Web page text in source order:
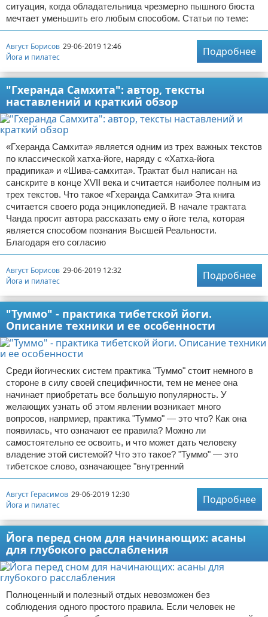
ситуация, когда обладательница чрезмерно пышного бюста
мечтает уменьшить его любым способом. Статьи по теме:
Август Борисов 29-06-2019 12:46
Йога и пилатес
Подробнее
"Гхеранда Самхита": автор, тексты
наставлений и краткий обзор
«Гхеранда Самхита» является одним из трех важных текстов
по классической хатха-йоге, наряду с «Хатха-йога
прадипика» и «Шива-самхита». Трактат был написан на
санскрите в конце XVII века и считается наиболее полным из
трех текстов. Что такое «Гхеранда Самхита» Эта книга
считается своего рода энциклопедией. В начале трактата
Чанда просит автора рассказать ему о йоге тела, которая
является способом познания Высшей Реальности.
Благодаря его согласию
Август Борисов 29-06-2019 12:32
Йога и пилатес
Подробнее
"Туммо" - практика тибетской йоги.
Описание техники и ее особенности
Среди йогических систем практика "Туммо" стоит немного в
стороне в силу своей специфичности, тем не менее она
начинает приобретать все большую популярность. У
желающих узнать об этом явлении возникает много
вопросов, напрмиер, практика "Туммо" — это что? Как она
появилась, что означают ее правила? Можно ли
самостоятельно ее освоить, и что может дать человеку
владение этой системой? Что это такое? "Туммо" — это
тибетское слово, означающее "внутренний
Август Герасимов 29-06-2019 12:30
Йога и пилатес
Подробнее
Йога перед сном для начинающих: асаны
для глубокого расслабления
Полноценный и полезный отдых невозможен без
соблюдения одного простого правила. Если человек не